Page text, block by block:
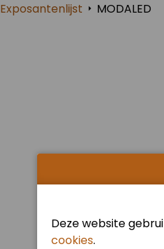
Exposantenlijst MODALED
Deze website
cookies.